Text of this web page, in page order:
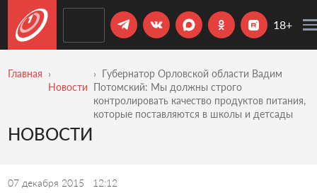
18+
Главная
Новости
Губернатор Орловской области Вадим
Потомский: Мы должны строго
контролировать качество продуктов питания,
которые поставляются в школы и детсады
НОВОСТИ
07 декабря 2015 12:12